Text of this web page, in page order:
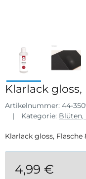
Klarlack
Artikelnummer: 44-
Kategorie: Blüten,
Klarlack gloss, Flasche
4,99 €